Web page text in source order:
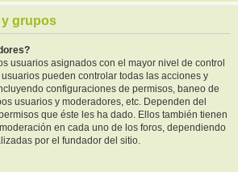
y grupos
usuarios asignados con el mayor nivel de control
pueden controlar todas las acciones y
configuraciones de permisos, baneo de
usuarios y moderadores, etc. Dependen del
que éste les ha dado. Ellos también tienen
en cada uno de los foros, dependiendo
por el fundador del sitio.